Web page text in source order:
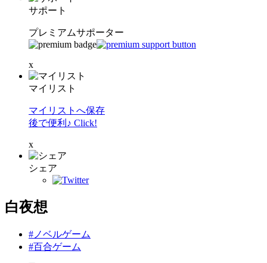
サポート
プレミアムサポーター
x
マイリスト
マイリストへ保存
後で便利♪ Click!
x
シェア
白夜想
#ノベルゲーム
#百合ゲーム